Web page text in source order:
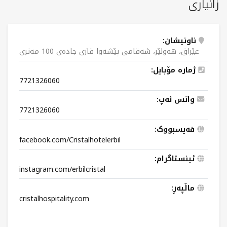
زانیاری
ناونیشان:
عێراق، هەولێر، شەقامی پێشەوا قازی جادەی 100 مەتری
ژمارە مۆبایل:
7721326060
واتس ئەپ:
7721326060
فەیسبووک:
facebook.com/Cristalhotelerbil
ئینستاگرام:
instagram.com/erbilcristal
ماڵپەڕ:
cristalhospitality.com